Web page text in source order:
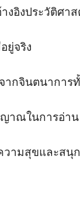
งอิงประวัติศา
ยู่จริง
ากจินตนาการ
าณในการอ่าน
ามสุขและสนุ